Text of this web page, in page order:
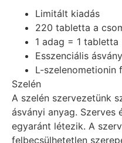
Limitált kiadás
220 tabletta a
1 adag = 1 tabletta
Esszenciális
L-szelenometionin
Szelén
A szelén szervezetünk
ásványi anyag. Szerves
egyaránt létezik. A
felbecsülhetetlen